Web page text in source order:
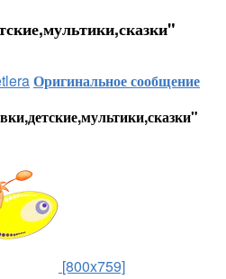
Оригинальное сообщение
[800x759]